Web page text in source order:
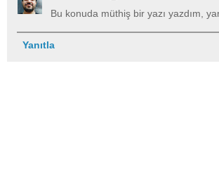
Bu konuda müthiş bir yazı yazdım,
Yanıtla